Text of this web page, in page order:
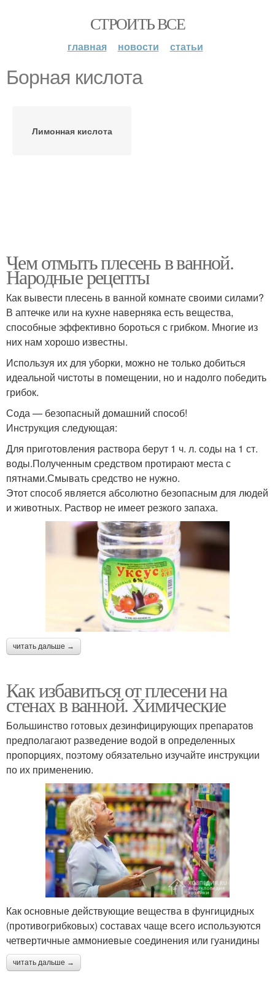
СТРОИТЬ ВСЕ
главная новости статьи
Борная кислота
Лимонная кислота
Чем отмыть плесень в ванной.
Народные рецепты
Как вывести плесень в ванной комнате своими силами?
В аптечке или на кухне наверняка есть вещества,
способные эффективно бороться с грибком. Многие из
них нам хорошо известны.
Используя их для уборки, можно не только добиться
идеальной чистоты в помещении, но и надолго победить
грибок.
Сода — безопасный домашний способ!
Инструкция следующая:
Для приготовления раствора берут 1 ч. л. соды на 1 ст.
воды.Полученным средством протирают места с
пятнами.Смывать средство не нужно.
Этот способ является абсолютно безопасным для людей
и животных. Раствор не имеет резкого запаха.
читать дальше →
Как избавиться от плесени на
стенах в ванной. Химические
Большинство готовых дезинфицирующих препаратов
предполагают разведение водой в определенных
пропорциях, поэтому обязательно изучайте инструкции
по их применению.
Как основные действующие вещества в фунгицидных
(противогрибковых) составах чаще всего используются
четвертичные аммониевые соединения или гуанидины
читать дальше →